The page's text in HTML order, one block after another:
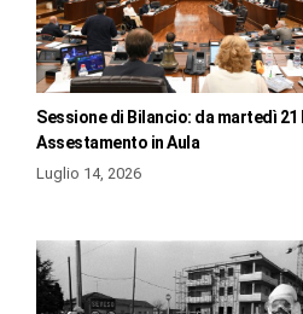
Sessione di Bilancio: da martedì
Assestamento in Aula
Luglio 14, 2026